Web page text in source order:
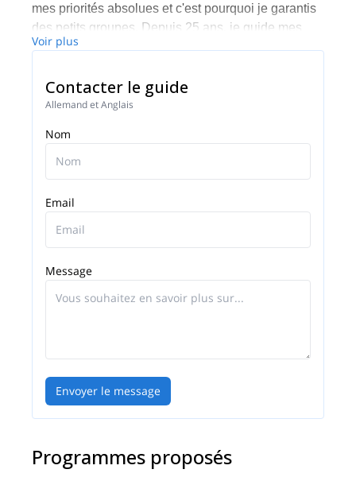
mes priorités absolues et c'est pourquoi je garantis
des petits groupes. Depuis 25 ans, je guide mes
clients dans le monde entier.
Voir plus
Contacter le guide
Allemand et Anglais
Nom
Email
Message
Envoyer le message
Programmes proposés